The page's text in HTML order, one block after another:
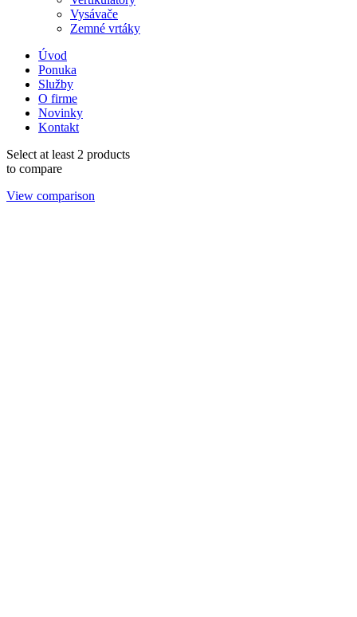
Vysávače
Zemné vrtáky
Úvod
Ponuka
Služby
O firme
Novinky
Kontakt
Select at least 2 products
to compare
View comparison